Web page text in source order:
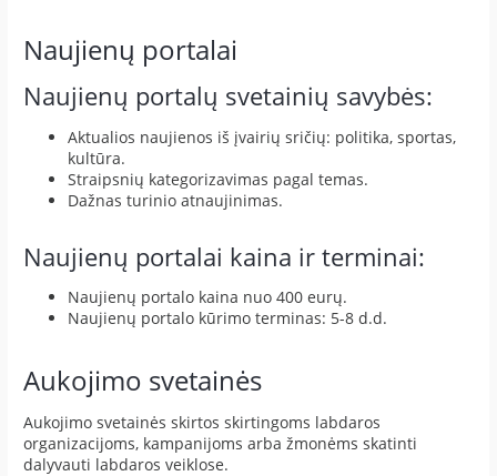
Naujienų portalai
Naujienų portalų svetainių savybės:
Aktualios naujienos iš įvairių sričių: politika, sportas,
kultūra.
Straipsnių kategorizavimas pagal temas.
Dažnas turinio atnaujinimas.
Naujienų portalai kaina ir terminai:
Naujienų portalo kaina nuo 400 eurų.
Naujienų portalo kūrimo terminas: 5-8 d.d.
Aukojimo svetainės
Aukojimo svetainės skirtos skirtingoms labdaros
organizacijoms, kampanijoms arba žmonėms skatinti
dalyvauti labdaros veiklose.